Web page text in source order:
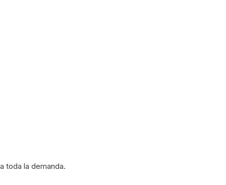
a toda la demanda.